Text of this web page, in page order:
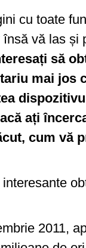
cu toate
vă las și
să
mai jos
ați
cum vă
2011,